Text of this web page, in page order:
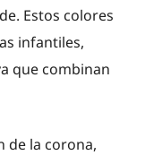
Estos colores
infantiles,
que combinan
de la corona,